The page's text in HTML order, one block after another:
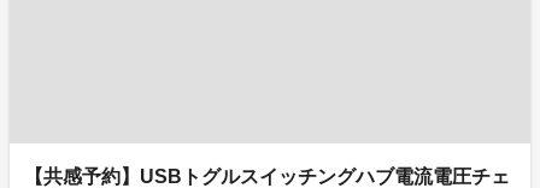
【共感予約】USBトグルスイッチングハブ電流電圧チェ